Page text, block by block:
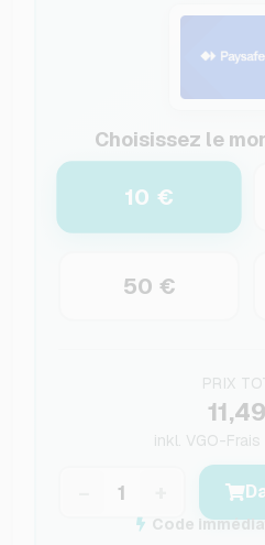
Choisissez le
10 €
50 €
PRIX
inkl. VGO-
Code